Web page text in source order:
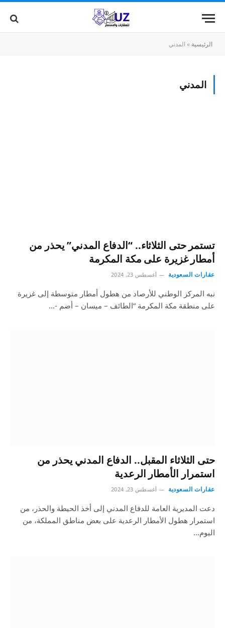
الرئيسية » المدني
المدني
تستمر حتى الثلاثاء.. “الدفاع المدني” يحذر من
أمطار غزيرة على مكة المكرمة
عقارات السعودية أغسطس 23, 2024
نبه المركز الوطني للأرصاد من هطول أمطار متوسطة إلى غزيرة
على منطقة مكة المكرمة “الطائف – ميسان – أضم -…
حتى الثلاثاء المقبل.. الدفاع المدني يحذر من
استمرار الأمطار الرعدية
عقارات السعودية أغسطس 23, 2024
دعت المديرية العامة للدفاع المدني إلى أخذ الحيطة والحذر، من
استمرار هطول الأمطار الرعدية على بعض مناطق المملكة، من
اليوم…